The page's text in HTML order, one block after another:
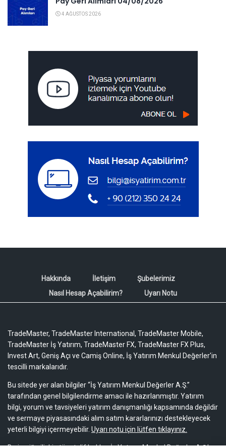
4 AĞUSTOS 2026
Hakkında İletişim
Şubelerimiz
Nasıl Hesap Açabilirim?
Uyarı Notu
TradeMaster, TradeMaster International, TradeMaster Mobile,
TradeMaster İş Yatırım, TradeMaster FX, TradeMaster FX Plus,
Invest Art, Geniş Açı ve Camiş Online, İş Yatırım Menkul Değerler'in
tescilli markalarıdır.
Bu sitede yer alan bilgiler “İş Yatırım Menkul Değerler A.Ş.”
tarafından genel bilgilendirme amacı ile hazırlanmıştır. Yatırım
bilgi, yorum ve tavsiyeleri yatırım danışmanlığı kapsamında değildir
ve sermaye piyasasındaki alım satım kararlarınızı destekleyecek
yeterli bilgiyi içermeyebilir. Uyarı notu için lütfen tıklayınız.